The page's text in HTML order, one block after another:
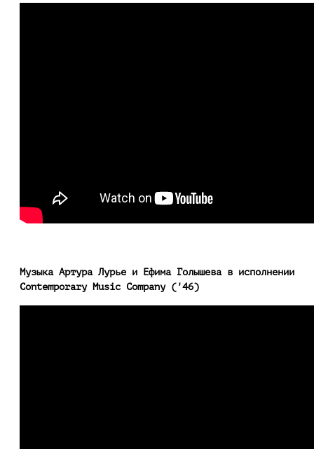
Музыка Артура Лурье и Ефима Голышева в исполнении
Contemporary Music Company ('46)